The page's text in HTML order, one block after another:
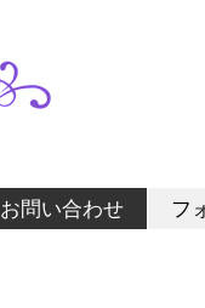
お問い合わせ フ